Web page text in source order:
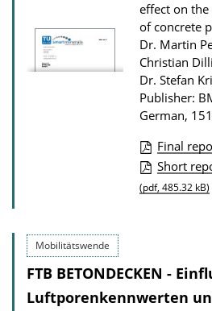
w
n
l
o
a
d
s
effect on the
of concrete
Dr. Martin
Christian
Dr. Stefan
Publisher:
German,
P
u
c
a
Final
Short
(pdf, 485.32 kB)
Mobilitätswende
FTB BETONDECKEN -
Luftporenkennwerten